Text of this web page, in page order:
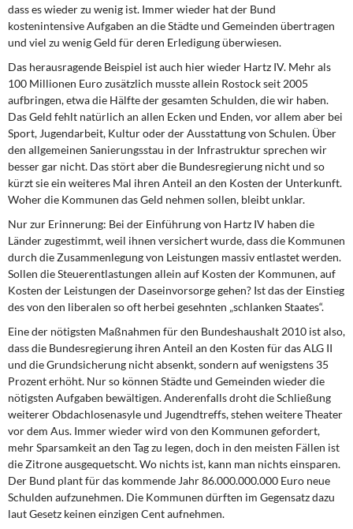
Weitere Themen
Institut Solidarische Moderne
Rosa-Luxemburg-Stiftung
Über mich
dass es wieder zu wenig ist. Immer wieder hat der Bund
kostenintensive Aufgaben an die Städte und Gemeinden übertragen
und viel zu wenig Geld für deren Erledigung überwiesen.
Das herausragende Beispiel ist auch hier wieder Hartz IV. Mehr als
100 Millionen Euro zusätzlich musste allein Rostock seit 2005
aufbringen, etwa die Hälfte der gesamten Schulden, die wir haben.
Das Geld fehlt natürlich an allen Ecken und Enden, vor allem aber bei
Sport, Jugendarbeit, Kultur oder der Ausstattung von Schulen. Über
den allgemeinen Sanierungsstau in der Infrastruktur sprechen wir
besser gar nicht. Das stört aber die Bundesregierung nicht und so
kürzt sie ein weiteres Mal ihren Anteil an den Kosten der Unterkunft.
Woher die Kommunen das Geld nehmen sollen, bleibt unklar.
Nur zur Erinnerung: Bei der Einführung von Hartz IV haben die
Länder zugestimmt, weil ihnen versichert wurde, dass die Kommunen
durch die Zusammenlegung von Leistungen massiv entlastet werden.
Sollen die Steuerentlastungen allein auf Kosten der Kommunen, auf
Kosten der Leistungen der Daseinvorsorge gehen? Ist das der Einstieg
des von den liberalen so oft herbei gesehnten „schlanken Staates“.
Eine der nötigsten Maßnahmen für den Bundeshaushalt 2010 ist also,
dass die Bundesregierung ihren Anteil an den Kosten für das ALG II
und die Grundsicherung nicht absenkt, sondern auf wenigstens 35
Prozent erhöht. Nur so können Städte und Gemeinden wieder die
nötigsten Aufgaben bewältigen. Anderenfalls droht die Schließung
weiterer Obdachlosenasyle und Jugendtreffs, stehen weitere Theater
vor dem Aus. Immer wieder wird von den Kommunen gefordert,
mehr Sparsamkeit an den Tag zu legen, doch in den meisten Fällen ist
die Zitrone ausgequetscht. Wo nichts ist, kann man nichts einsparen.
Der Bund plant für das kommende Jahr 86.000.000.000 Euro neue
Schulden aufzunehmen. Die Kommunen dürften im Gegensatz dazu
laut Gesetz keinen einzigen Cent aufnehmen.